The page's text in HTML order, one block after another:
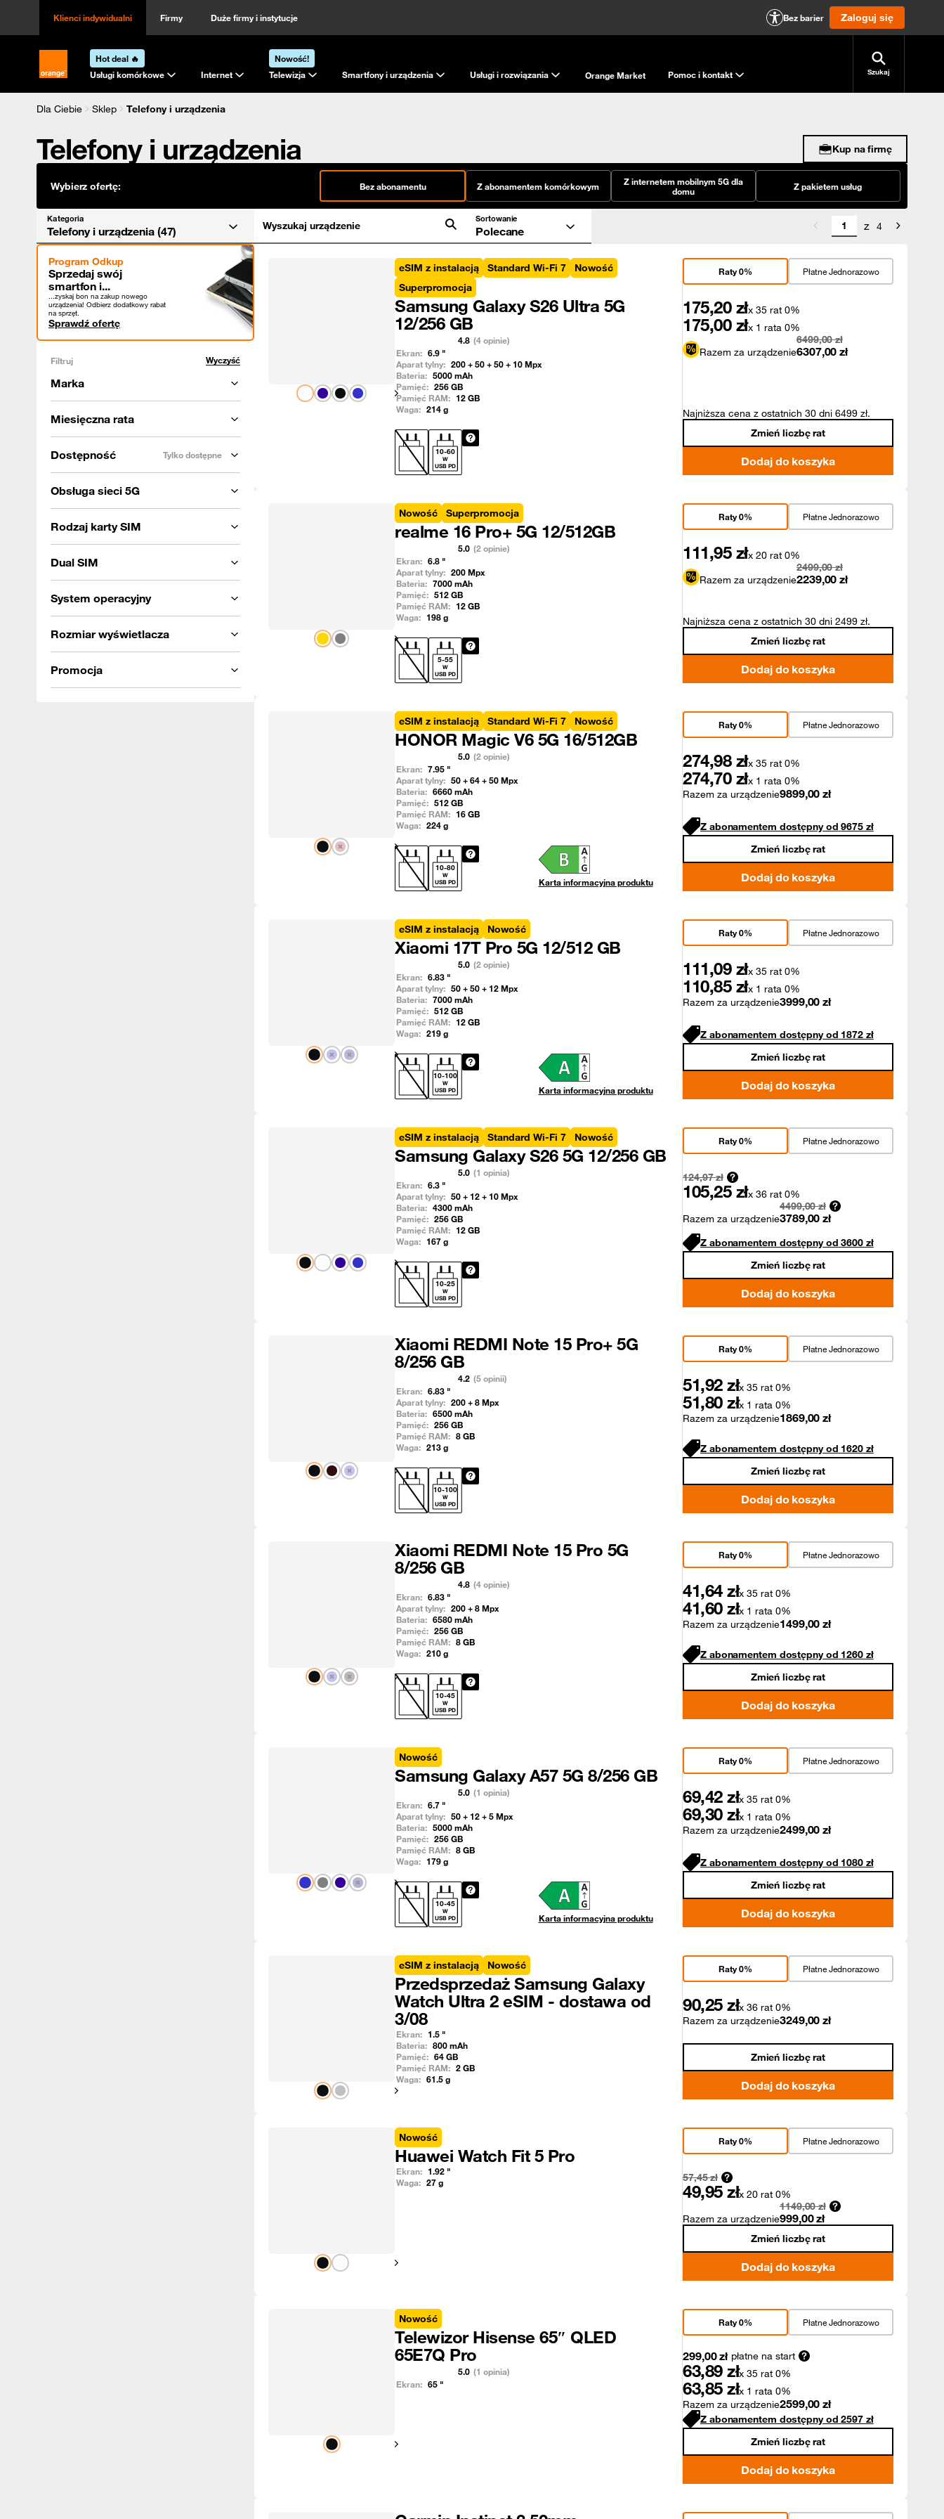
Klienci indywidualni Firmy Duże firmy i instytucje Bez barier Zaloguj się
Strona główna Orange.pl
Hot deal 🔥
Usługi komórkowe
Internet
Nowość!
Telewizja
Smartfony i urządzenia Usługi i rozwiązania Orange Market Pomoc i kontakt Szukaj
Dla Ciebie Sklep Telefony i urządzenia
Telefony i urządzenia Kup na firmę
Wybierz ofertę: Bez abonamentu Z abonamentem komórkowym
Z internetem mobilnym 5G dla
domu
Z pakietem usług
Kategoria
Telefony i urządzenia (47) Wyszukaj urządzenie
Sortowanie
Polecane z 4
Program Odkup
Sprzedaj swój
smartfon i...
...zyskaj bon na zakup nowego
urządzenia! Odbierz dodatkowy rabat
na sprzęt.
Sprawdź ofertę
Filtruj Wyczyść
Marka
Miesięczna rata
Dostępność Tylko dostępne
Obsługa sieci 5G
Rodzaj karty SIM
Dual SIM
System operacyjny
Rozmiar wyświetlacza
Promocja
Pokaż następny
eSIM z instalacją Standard Wi-Fi 7
Nowość
Superpromocja
Samsung Galaxy S26 Ultra 5G
12/256 GB
4.8 (4 opinie)
Ekran: 6.9 "
Aparat tylny: 200 + 50 + 50 + 10Mpx
Bateria: 5000mAh
Pamięć: 256GB
Pamięć RAM: 12GB
Waga: 214g
10-60
W
USB PD
Płatne Jednorazowo
Raty 0%
175,20 złx 35 rat 0%
175,00 złx 1 rata 0%
Razem za urządzenie
6499,00 zł
6307,00 zł
Najniższa cena z ostatnich 30 dni 6499 zł.
Zmień liczbę rat
Dodaj do koszyka
Pokaż następny
Nowość Superpromocja
realme 16 Pro+ 5G 12/512GB
5.0 (2 opinie)
Ekran: 6.8 "
Aparat tylny: 200Mpx
Bateria: 7000mAh
Pamięć: 512GB
Pamięć RAM: 12GB
Waga: 198g
5-55
W
USB PD
Płatne Jednorazowo
Raty 0%
111,95 złx 20 rat 0%
Razem za urządzenie
2499,00 zł
2239,00 zł
Najniższa cena z ostatnich 30 dni 2499 zł.
Zmień liczbę rat
Dodaj do koszyka
Pokaż następny
eSIM z instalacją Standard Wi-Fi 7 Nowość
HONOR Magic V6 5G 16/512GB
5.0 (2 opinie)
Ekran: 7.95 "
Aparat tylny: 50 + 64 + 50Mpx
Bateria: 6660mAh
Pamięć: 512GB
Pamięć RAM: 16GB
Waga: 224g
10-80
W
USB PD
Karta informacyjna produktu
Płatne Jednorazowo
Raty 0%
274,98 złx 35 rat 0%
274,70 złx 1 rata 0%
Razem za urządzenie9899,00 zł
Z abonamentem dostępny od 9675 zł
Zmień liczbę rat
Dodaj do koszyka
Pokaż następny
eSIM z instalacją Nowość
Xiaomi 17T Pro 5G 12/512 GB
5.0 (2 opinie)
Ekran: 6.83 "
Aparat tylny: 50 + 50 + 12Mpx
Bateria: 7000mAh
Pamięć: 512GB
Pamięć RAM: 12GB
Waga: 219g
10-100
W
USB PD
Karta informacyjna produktu
Płatne Jednorazowo
Raty 0%
111,09 złx 35 rat 0%
110,85 złx 1 rata 0%
Razem za urządzenie3999,00 zł
Z abonamentem dostępny od 1872 zł
Zmień liczbę rat
Dodaj do koszyka
Pokaż następny
eSIM z instalacją Standard Wi-Fi 7 Nowość
Samsung Galaxy S26 5G 12/256 GB
5.0 (1 opinia)
Ekran: 6.3 "
Aparat tylny: 50 + 12 + 10Mpx
Bateria: 4300mAh
Pamięć: 256GB
Pamięć RAM: 12GB
Waga: 167g
10-25
W
USB PD
Płatne Jednorazowo
Raty 0%
124,97 zł
105,25 złx 36 rat 0%
Razem za urządzenie
4499,00 zł
3789,00 zł
Z abonamentem dostępny od 3600 zł
Zmień liczbę rat
Dodaj do koszyka
Pokaż następny
Xiaomi REDMI Note 15 Pro+ 5G
8/256 GB
4.2 (5 opinii)
Ekran: 6.83 "
Aparat tylny: 200 + 8Mpx
Bateria: 6500mAh
Pamięć: 256GB
Pamięć RAM: 8GB
Waga: 213g
10-100
W
USB PD
Płatne Jednorazowo
Raty 0%
51,92 złx 35 rat 0%
51,80 złx 1 rata 0%
Razem za urządzenie1869,00 zł
Z abonamentem dostępny od 1620 zł
Zmień liczbę rat
Dodaj do koszyka
Pokaż następny
Xiaomi REDMI Note 15 Pro 5G
8/256 GB
4.8 (4 opinie)
Ekran: 6.83 "
Aparat tylny: 200 + 8Mpx
Bateria: 6580mAh
Pamięć: 256GB
Pamięć RAM: 8GB
Waga: 210g
10-45
W
USB PD
Płatne Jednorazowo
Raty 0%
41,64 złx 35 rat 0%
41,60 złx 1 rata 0%
Razem za urządzenie1499,00 zł
Z abonamentem dostępny od 1260 zł
Zmień liczbę rat
Dodaj do koszyka
Pokaż następny
Nowość
Samsung Galaxy A57 5G 8/256 GB
5.0 (1 opinia)
Ekran: 6.7 "
Aparat tylny: 50 + 12 + 5Mpx
Bateria: 5000mAh
Pamięć: 256GB
Pamięć RAM: 8GB
Waga: 179g
10-45
W
USB PD
Karta informacyjna produktu
Płatne Jednorazowo
Raty 0%
69,42 złx 35 rat 0%
69,30 złx 1 rata 0%
Razem za urządzenie2499,00 zł
Z abonamentem dostępny od 1080 zł
Zmień liczbę rat
Dodaj do koszyka
Pokaż następny
eSIM z instalacją Nowość
Przedsprzedaż Samsung Galaxy
Watch Ultra 2 eSIM - dostawa od
3/08
Ekran: 1.5 "
Bateria: 800mAh
Pamięć: 64GB
Pamięć RAM: 2GB
Waga: 61.5g
Płatne Jednorazowo
Raty 0%
90,25 złx 36 rat 0%
Razem za urządzenie3249,00 zł
Zmień liczbę rat
Dodaj do koszyka
Pokaż następny
Nowość
Huawei Watch Fit 5 Pro
Ekran: 1.92 "
Waga: 27g
Płatne Jednorazowo
Raty 0%
57,45 zł
49,95 złx 20 rat 0%
Razem za urządzenie
1149,00 zł
999,00zł
Zmień liczbę rat
Dodaj do koszyka
Pokaż następny
Nowość
Telewizor Hisense 65″ QLED
65E7Q Pro
5.0 (1 opinia)
Ekran: 65 "
Płatne Jednorazowo
Raty 0%
299,00zł płatne na start
63,89 złx 35 rat 0%
63,85 złx 1 rata 0%
Razem za urządzenie2599,00 zł
Z abonamentem dostępny od 2597 zł
Zmień liczbę rat
Dodaj do koszyka